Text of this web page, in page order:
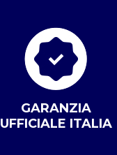
GARANZIA
UFFICIALE ITALIA